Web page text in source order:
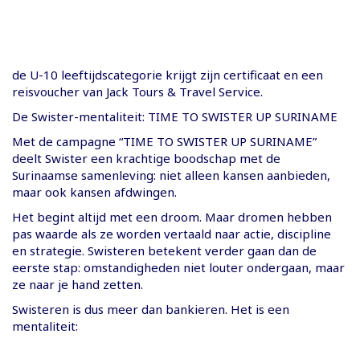
de U-10 leeftijdscategorie krijgt zijn certificaat en een
reisvoucher van Jack Tours & Travel Service.
De Swister-mentaliteit: TIME TO SWISTER UP SURINAME
Met de campagne “TIME TO SWISTER UP SURINAME”
deelt Swister een krachtige boodschap met de
Surinaamse samenleving: niet alleen kansen aanbieden,
maar ook kansen afdwingen.
Het begint altijd met een droom. Maar dromen hebben
pas waarde als ze worden vertaald naar actie, discipline
en strategie. Swisteren betekent verder gaan dan de
eerste stap: omstandigheden niet louter ondergaan, maar
ze naar je hand zetten.
Swisteren is dus meer dan bankieren. Het is een
mentaliteit: